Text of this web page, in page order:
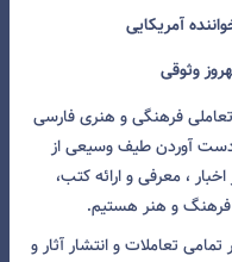
آمریکایی
وثوقی
فرهنگی و هنری فارسی
آوردن طیف وسیعی از
، معرفی و ارائه کتب،
فرهنگ و هنر هستیم.
تعاملات و انتشار آثار و